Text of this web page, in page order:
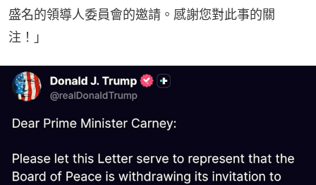
盛名的領導人委員會的邀請。感謝您對此事的關
注！」